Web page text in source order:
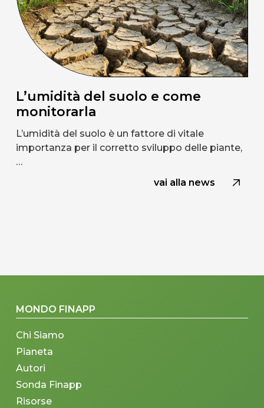
L’umidità del suolo e come
monitorarla
L’umidità del suolo è un fattore di vitale
importanza per il corretto sviluppo delle piante,
…
vai alla news
MONDO FINAPP
Chi Siamo
Pianeta
Autori
Sonda Finapp
Risorse